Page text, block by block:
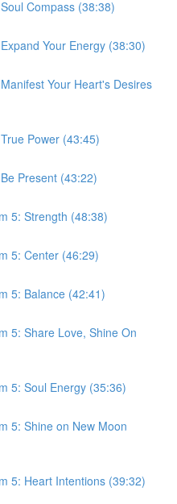
Compass (38:38)
Your Energy (38:30)
Your Heart's Desires
Power (43:45)
Present (43:22)
5: Strength (48:38)
5: Center (46:29)
5: Balance (42:41)
5: Share Love, Shine On
5: Soul Energy (35:36)
5: Shine on New Moon
5: Heart Intentions (39:32)